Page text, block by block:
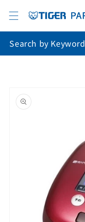
ンツに
進む
Search by Keyword
報に進
む